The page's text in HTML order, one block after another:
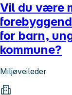
Vil du være
for barn,
kommune?
Miljøveileder